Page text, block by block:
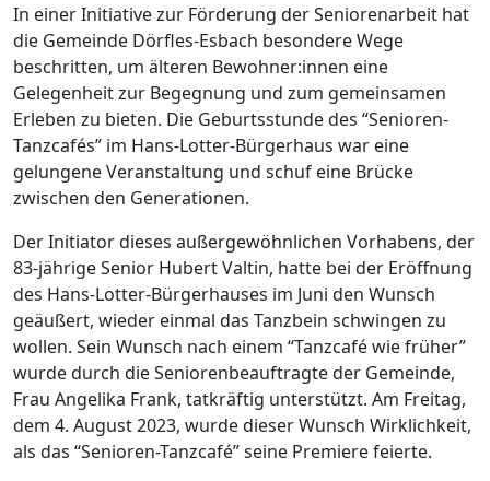
In einer Initiative zur Förderung der Seniorenarbeit hat
die Gemeinde Dörfles-Esbach besondere Wege
beschritten, um älteren Bewohner:innen eine
Gelegenheit zur Begegnung und zum gemeinsamen
Erleben zu bieten. Die Geburtsstunde des “Senioren-
Tanzcafés” im Hans-Lotter-Bürgerhaus war eine
gelungene Veranstaltung und schuf eine Brücke
zwischen den Generationen.
Der Initiator dieses außergewöhnlichen Vorhabens, der
83-jährige Senior Hubert Valtin, hatte bei der Eröffnung
des Hans-Lotter-Bürgerhauses im Juni den Wunsch
geäußert, wieder einmal das Tanzbein schwingen zu
wollen. Sein Wunsch nach einem “Tanzcafé wie früher”
wurde durch die Seniorenbeauftragte der Gemeinde,
Frau Angelika Frank, tatkräftig unterstützt. Am Freitag,
dem 4. August 2023, wurde dieser Wunsch Wirklichkeit,
als das “Senioren-Tanzcafé” seine Premiere feierte.